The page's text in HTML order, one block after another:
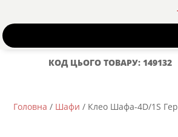
КОД ЦЬОГО ТОВАРУ: 149132
Головна / Шафи / Клео Шафа-4D/1S